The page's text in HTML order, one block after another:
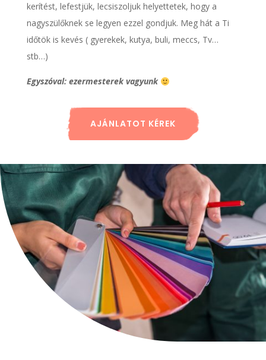
kerítést, lefestjük, lecsiszoljuk helyettetek, hogy a
nagyszülőknek se legyen ezzel gondjuk. Meg hát a Ti
időtök is kevés ( gyerekek, kutya, buli, meccs, Tv…
stb…)
Egyszóval: ezermesterek vagyunk
AJÁNLATOT KÉREK